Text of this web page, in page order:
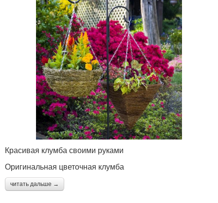
Красивая клумба своими руками
Оригинальная цветочная клумба
читать дальше →